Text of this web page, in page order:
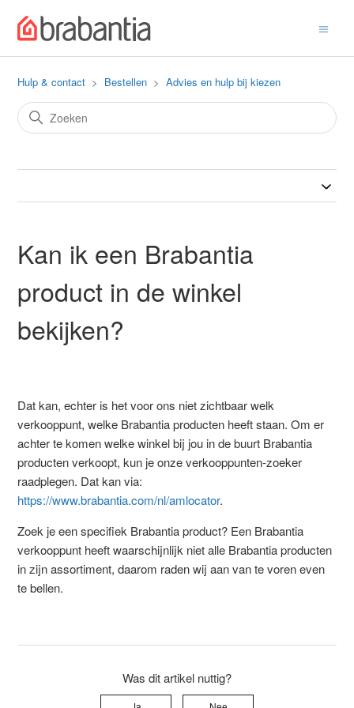
Hulp & contact Bestellen Advies en hulp bij kiezen
Kan ik een Brabantia
product in de winkel
bekijken?
Dat kan, echter is het voor ons niet zichtbaar welk
verkooppunt, welke Brabantia producten heeft staan. Om er
achter te komen welke winkel bij jou in de buurt Brabantia
producten verkoopt, kun je onze verkooppunten-zoeker
raadplegen. Dat kan via:
https://www.brabantia.com/nl/amlocator.
Zoek je een specifiek Brabantia product? Een Brabantia
verkooppunt heeft waarschijnlijk niet alle Brabantia producten
in zijn assortiment, daarom raden wij aan van te voren even
te bellen.
Was dit artikel nuttig?